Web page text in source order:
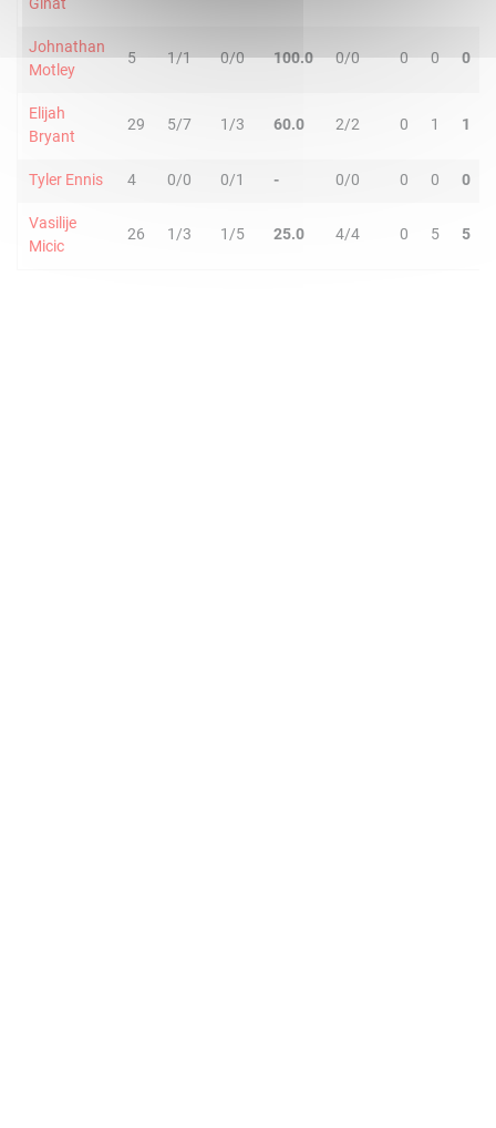
Johnathan
Motley
5 1/1 0/0 100.0 0/0 0 0 0
Elijah
Bryant
29 5/7 1/3 60.0 2/2 0 1 1
Tyler Ennis 4 0/0 0/1 - 0/0 0 0 0
Vasilije
Micic
26 1/3 1/5 25.0 4/4 0 5 5